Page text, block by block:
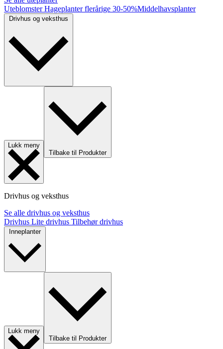
UteblomsterHageplanter flerårige 30-50%Middelhavsplanter
Lukk meny
Tilbake til Produkter
Drivhus og veksthus
Se alle drivhus og veksthus
Drivhus Lite drivhus Tilbehør drivhus
Inneplanter
Lukk meny
Tilbake til Produkter